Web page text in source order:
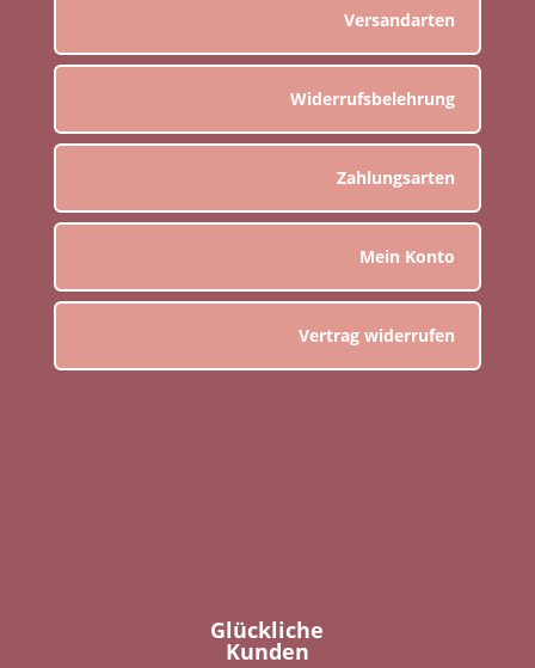
Versandarten
Widerrufsbelehrung
Zahlungsarten
Mein Konto
Vertrag widerrufen
Glückliche
Kunden